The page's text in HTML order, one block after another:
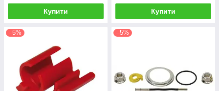
Купити Купити
–5% –5%